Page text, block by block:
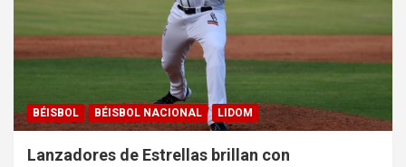
BÉISBOL BÉISBOL NACIONAL LIDOM
Lanzadores de Estrellas brillan con